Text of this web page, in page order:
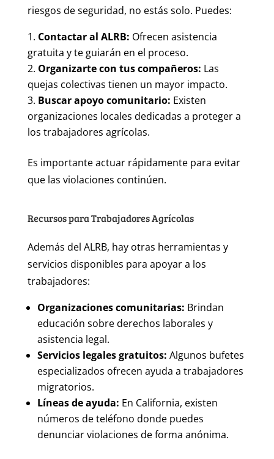
riesgos de seguridad, no estás solo. Puedes:
Contactar al ALRB: Ofrecen asistencia
gratuita y te guiarán en el proceso.
Organizarte con tus compañeros: Las
quejas colectivas tienen un mayor impacto.
Buscar apoyo comunitario: Existen
organizaciones locales dedicadas a proteger a
los trabajadores agrícolas.
Es importante actuar rápidamente para evitar
que las violaciones continúen.
Recursos para Trabajadores Agrícolas
Además del ALRB, hay otras herramientas y
servicios disponibles para apoyar a los
trabajadores:
Organizaciones comunitarias: Brindan
educación sobre derechos laborales y
asistencia legal.
Servicios legales gratuitos: Algunos bufetes
especializados ofrecen ayuda a trabajadores
migratorios.
Líneas de ayuda: En California, existen
números de teléfono donde puedes
denunciar violaciones de forma anónima.